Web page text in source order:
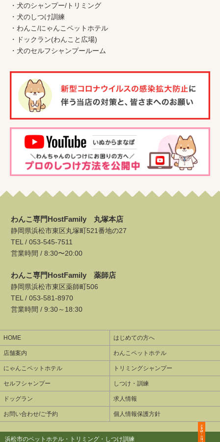
・ 犬のシャンプー/トリミング
・ 犬のしつけ訓練
・ わんこ /にゃんこペットホテル
・
ドックラン(わんこと広場)
・ 犬のセルフシャンプールーム
わんこ専門HostFamily 丸塚本店
静岡県浜松市東区丸塚町521番地の27
TEL /053-545-7511
営業時間 / 8:30〜20:00
わんこ専門HostFamily 薬師店
静岡県浜松市東区薬師町506
TEL /053-581-8970
営業時間 / 9:30～18:30
HOME はじめての方へ
店舗案内 わんこペットホテル
にゃんこペットホテル トリミングシャンプー
セルフシャンプー しつけ・訓練
ドッグラン 求人情報
お問い合わせ/ご予約 個人情報保護方針
浜松市のペットホテル・トリミング・しつけ訓練